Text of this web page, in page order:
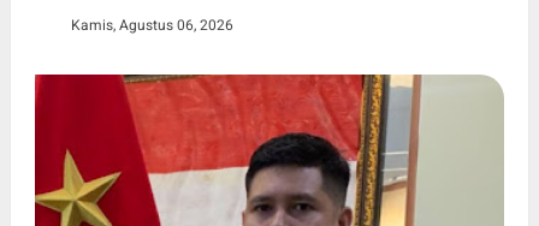
Kamis, Agustus 06, 2026